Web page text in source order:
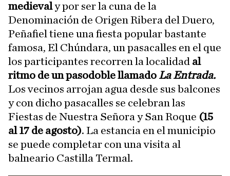
medievaly por ser la cuna de la
Denominación de Origen Ribera del Duero,
Peñafiel tiene una fiesta popular bastante
famosa, El Chúndara, un pasacalles en el que
los participantes recorren la localidad al
ritmo de un pasodoble llamado La Entrada.
Los vecinos arrojan agua desde sus balcones
y con dicho pasacalles se celebran las
Fiestas de Nuestra Señora y San Roque (15
al 17 de agosto). La estancia en el municipio
se puede completar con una visita al
balneario Castilla Termal.